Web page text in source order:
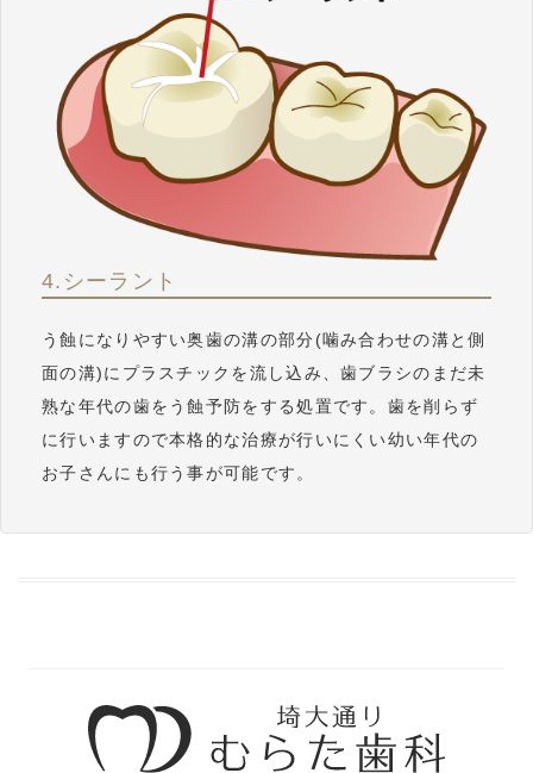
4.シーラント
う蝕になりやすい奥歯の溝の部分(噛み合わせの溝と側
面の溝)にプラスチックを流し込み、歯ブラシのまだ未
熟な年代の歯をう蝕予防をする処置です。歯を削らず
に行いますので本格的な治療が行いにくい幼い年代の
お子さんにも行う事が可能です。